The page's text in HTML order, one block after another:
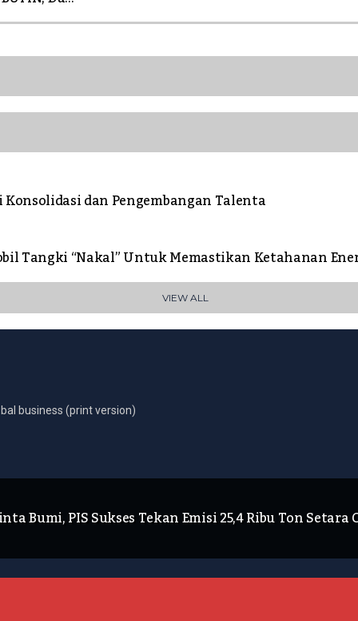
dan Pengembangan Talenta
Tangki “Nakal” Untuk Memastikan Ketahanan
VIEW ALL
business (print version)
Bumi, PIS Sukses Tekan Emisi 25,4 Ribu Ton Setara